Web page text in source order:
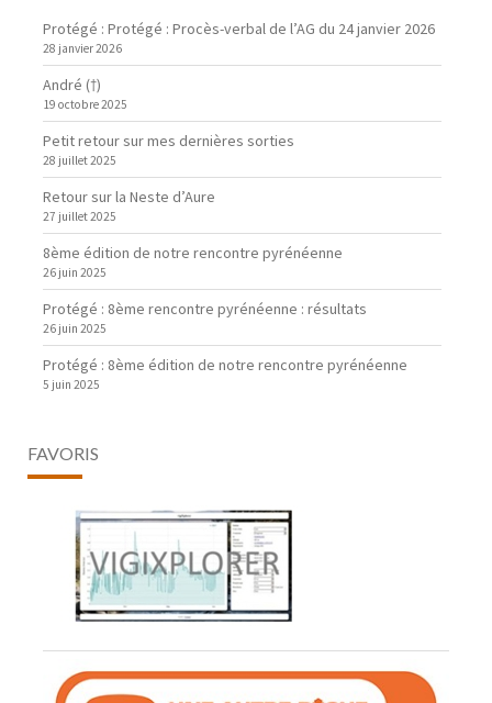
Protégé : Protégé : Procès-verbal de l’AG du 24 janvier 2026
28 janvier 2026
André (†)
19 octobre 2025
Petit retour sur mes dernières sorties
28 juillet 2025
Retour sur la Neste d’Aure
27 juillet 2025
8ème édition de notre rencontre pyrénéenne
26 juin 2025
Protégé : 8ème rencontre pyrénéenne : résultats
26 juin 2025
Protégé : 8ème édition de notre rencontre pyrénéenne
5 juin 2025
FAVORIS